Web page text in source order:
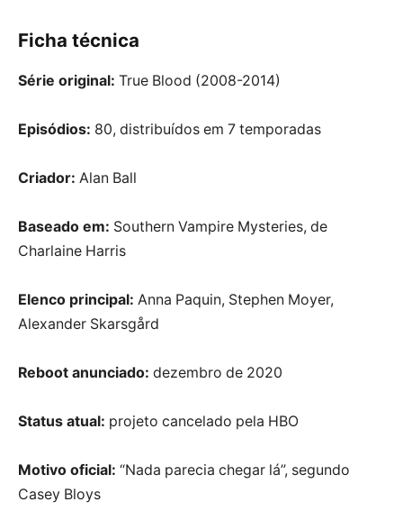
Ficha técnica
Série original: True Blood (2008-2014)
Episódios: 80, distribuídos em 7 temporadas
Criador: Alan Ball
Baseado em: Southern Vampire Mysteries, de
Charlaine Harris
Elenco principal: Anna Paquin, Stephen Moyer,
Alexander Skarsgård
Reboot anunciado: dezembro de 2020
Status atual: projeto cancelado pela HBO
Motivo oficial: “Nada parecia chegar lá”, segundo
Casey Bloys